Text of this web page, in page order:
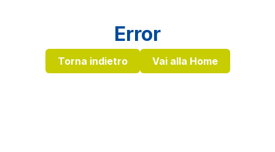
Error
Torna indietro Vai alla Home